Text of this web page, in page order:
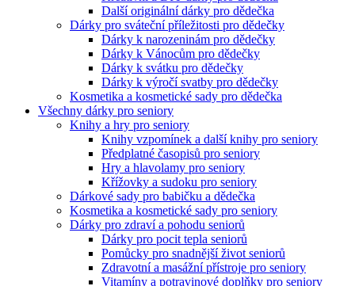
Další originální dárky pro dědečka
Dárky pro sváteční příležitosti pro dědečky
Dárky k narozeninám pro dědečky
Dárky k Vánocům pro dědečky
Dárky k svátku pro dědečky
Dárky k výročí svatby pro dědečky
Kosmetika a kosmetické sady pro dědečka
Všechny dárky pro seniory
Knihy a hry pro seniory
Knihy vzpomínek a další knihy pro seniory
Předplatné časopisů pro seniory
Hry a hlavolamy pro seniory
Křížovky a sudoku pro seniory
Dárkové sady pro babičku a dědečka
Kosmetika a kosmetické sady pro seniory
Dárky pro zdraví a pohodu seniorů
Dárky pro pocit tepla seniorů
Pomůcky pro snadnější život seniorů
Zdravotní a masážní přístroje pro seniory
Vitamíny a potravinové doplňky pro seniory